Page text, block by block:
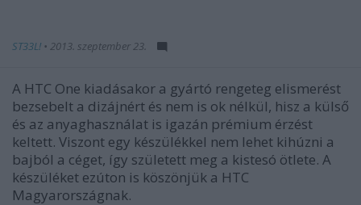
ST33L! • 2013. szeptember 23.
A HTC One kiadásakor a gyártó rengeteg elismerést
bezsebelt a dizájnért és nem is ok nélkül, hisz a külső
és az anyaghasználat is igazán prémium érzést
keltett. Viszont egy készülékkel nem lehet kihúzni a
bajból a céget, így született meg a kistesó ötlete. A
készüléket ezúton is köszönjük a HTC
Magyarországnak.